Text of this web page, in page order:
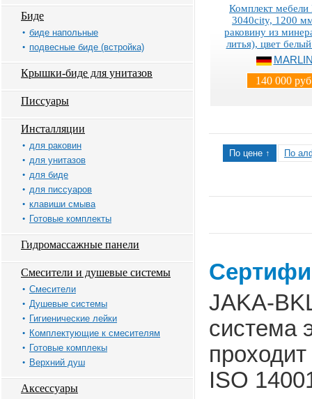
Биде
биде напольные
подвесные биде (встройка)
Крышки-биде для унитазов
Писсуары
Инсталляции
для раковин
для унитазов
для биде
для писсуаров
клавиши смыва
Готовые комплекты
Гидромассажные панели
Смесители и душевые системы
Смесители
Душевые системы
Гигиенические лейки
Комплектующие к смесителям
Готовые комплекы
Верхний душ
Аксессуары
Комплект
3040city, 1200
раковину из
литья), цвет белый
140 000
По цене ↑ По
JAKA-
система
ISO